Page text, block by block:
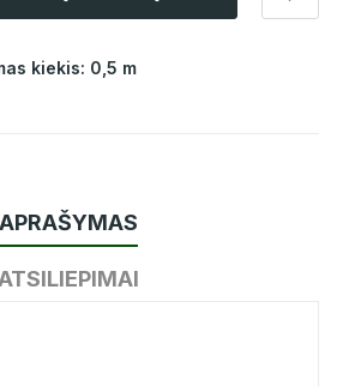
kiekis: 0,5 m
APRAŠYMAS